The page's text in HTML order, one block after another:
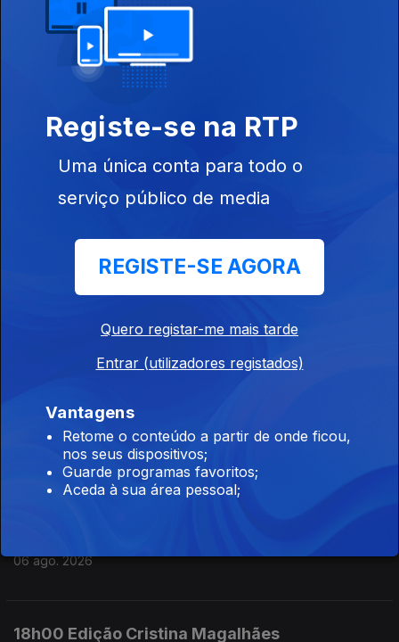
10h00 Edição Germano Campos
07 ago. 2026
09h00 Edição Germano Campos
07 ago. 2026
08h00 Edição Germano Campos
07h00 Edição Germano Campos
23h00 Edição Gaelle de Castro
06 ago. 2026
06 ago. 2026
18h00 Edição Cristina Magalhães
Registe-se na RTP
Uma única conta para todo o
serviço público de media
REGISTE-SE AGORA
Quero registar-me mais tarde
Entrar (utilizadores registados)
Vantagens
Retome o conteúdo a partir de onde ficou,
nos seus dispositivos;
Guarde programas favoritos;
Aceda à sua área pessoal;